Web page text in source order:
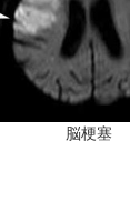
脳梗塞